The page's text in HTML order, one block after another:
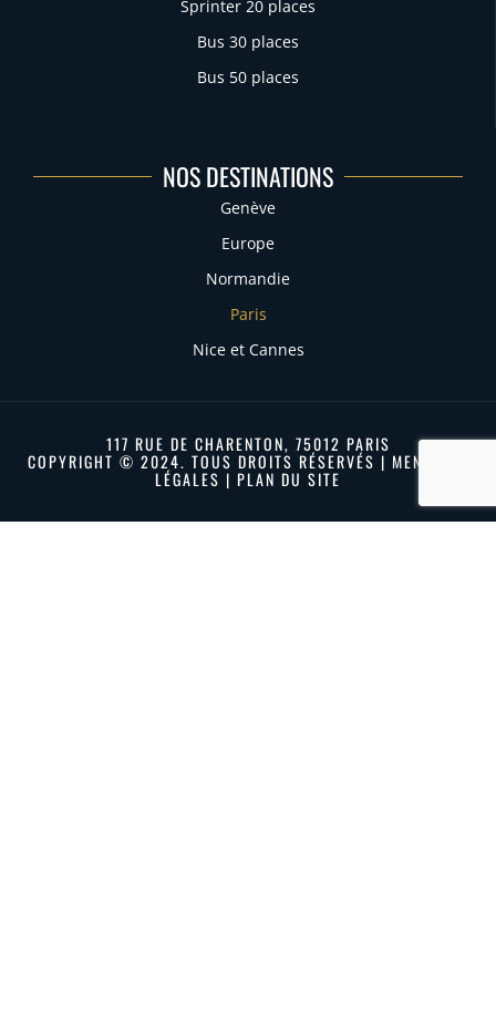
Sprinter 20 places
Bus 30 places
Bus 50 places
NOS DESTINATIONS
Genève
Europe
Normandie
Paris
Nice et Cannes
117 RUE DE CHARENTON, 75012 PARIS
COPYRIGHT © 2024. TOUS DROITS RÉSERVÉS | MENTIONS
LÉGALES | PLAN DU SITE